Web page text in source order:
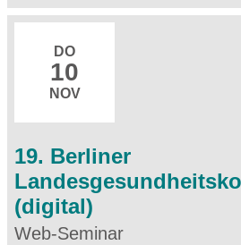
DO
10
NOV
19. Berliner
(digital)
Web-Seminar